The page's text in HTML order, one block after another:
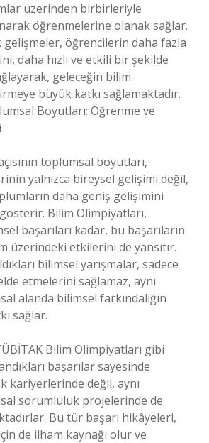
üzerinden birbirleriyle
öğrenmelerine olanak sağlar.
öğrencilerin daha fazla
daha hızlı ve etkili bir şekilde
geleceğin bilim
büyük katkı sağlamaktadır.
Boyutları: Öğrenme ve
toplumsal boyutları,
yalnızca bireysel gelişimi değil,
daha geniş gelişimini
Bilim Olimpiyatları,
başarıları kadar, bu başarıların
üzerindeki etkilerini de yansıtır.
bilimsel yarışmalar, sadece
etmelerini sağlamaz, aynı
alanda bilimsel farkındalığın
sağlar.
Bilim Olimpiyatları gibi
başarılar sayesinde
kariyerlerinde değil, aynı
sorumluluk projelerinde de
Bu tür başarı hikâyeleri,
de ilham kaynağı olur ve